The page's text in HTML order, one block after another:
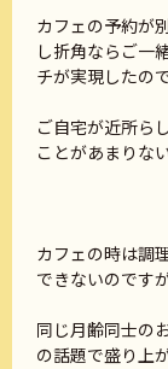
カフェの予約が
し折角ならご一
チが実現したの
ご自宅が近所ら
ことがあまりな
カフェの時は調
できないのです
同じ月齢同士の
の話題で盛り上